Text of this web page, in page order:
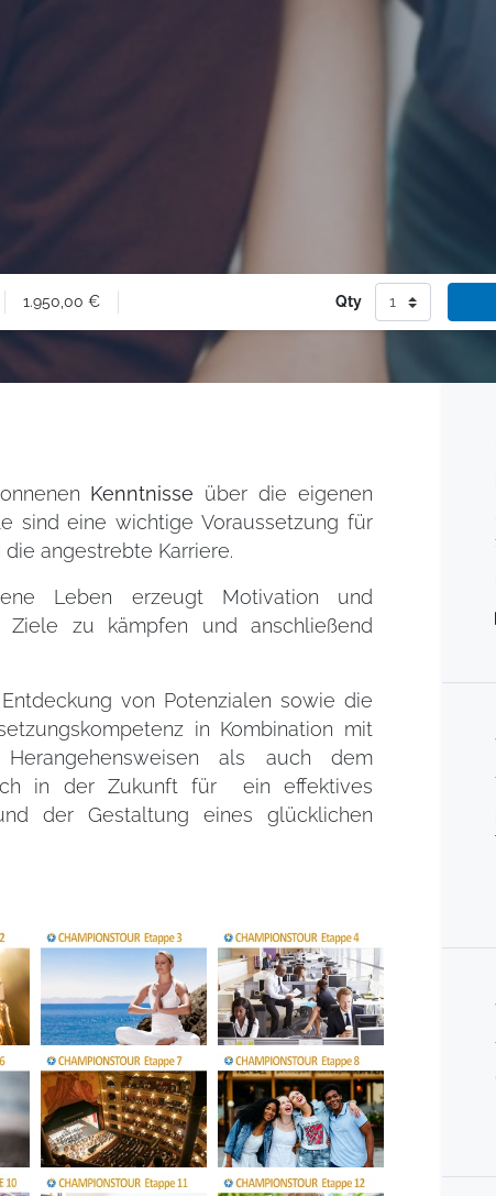
1.950,00 € Qty
Kenntnisse über die eigenen
sind eine wichtige Voraussetzung für
angestrebte Karriere.
Leben erzeugt Motivation und
Ziele zu kämpfen und anschließend
von Potenzialen sowie die
in Kombination mit
als auch dem
in der Zukunft für ein effektives
der Gestaltung eines glücklichen